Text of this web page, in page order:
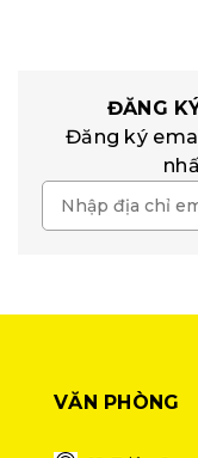
ĐĂNG
Đăng ký
VĂN PHÒNG